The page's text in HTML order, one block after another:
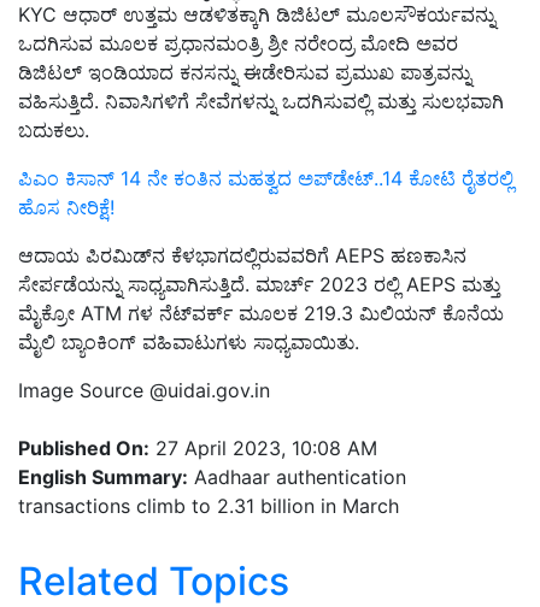
KYC ಆಧಾರ್ ಉತ್ತಮ ಆಡಳಿತಕ್ಕಾಗಿ ಡಿಜಿಟಲ್ ಮೂಲಸೌಕರ್ಯವನ್ನು
ಒದಗಿಸುವ ಮೂಲಕ ಪ್ರಧಾನಮಂತ್ರಿ ಶ್ರೀ ನರೇಂದ್ರ ಮೋದಿ ಅವರ
ಡಿಜಿಟಲ್ ಇಂಡಿಯಾದ ಕನಸನ್ನು ಈಡೇರಿಸುವ ಪ್ರಮುಖ ಪಾತ್ರವನ್ನು
ವಹಿಸುತ್ತಿದೆ. ನಿವಾಸಿಗಳಿಗೆ ಸೇವೆಗಳನ್ನು ಒದಗಿಸುವಲ್ಲಿ ಮತ್ತು ಸುಲಭವಾಗಿ
ಬದುಕಲು.
ಪಿಎಂ ಕಿಸಾನ್ 14 ನೇ ಕಂತಿನ ಮಹತ್ವದ ಅಪ್‌ಡೇಟ್‌..14 ಕೋಟಿ ರೈತರಲ್ಲಿ
ಹೊಸ ನೀರಿಕ್ಷೆ!
ಆದಾಯ ಪಿರಮಿಡ್‌ನ ಕೆಳಭಾಗದಲ್ಲಿರುವವರಿಗೆ AEPS ಹಣಕಾಸಿನ
ಸೇರ್ಪಡೆಯನ್ನು ಸಾಧ್ಯವಾಗಿಸುತ್ತಿದೆ. ಮಾರ್ಚ್ 2023 ರಲ್ಲಿ AEPS ಮತ್ತು
ಮೈಕ್ರೋ ATM ಗಳ ನೆಟ್‌ವರ್ಕ್ ಮೂಲಕ 219.3 ಮಿಲಿಯನ್ ಕೊನೆಯ
ಮೈಲಿ ಬ್ಯಾಂಕಿಂಗ್ ವಹಿವಾಟುಗಳು ಸಾಧ್ಯವಾಯಿತು.
Image Source @uidai.gov.in
Published On: 27 April 2023, 10:08 AM
English Summary: Aadhaar authentication
transactions climb to 2.31 billion in March
Related Topics